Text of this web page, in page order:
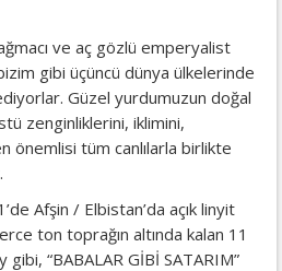
ve aç gözlü emperyalist
gibi üçüncü dünya ülkelerinde
Güzel yurdumuzun doğal
zenginliklerini, iklimini,
önemlisi tüm canlılarla birlikte
Afşin / Elbistan’da açık linyit
ton toprağın altında kalan 11
gibi, “BABALAR GİBİ SATARIM”